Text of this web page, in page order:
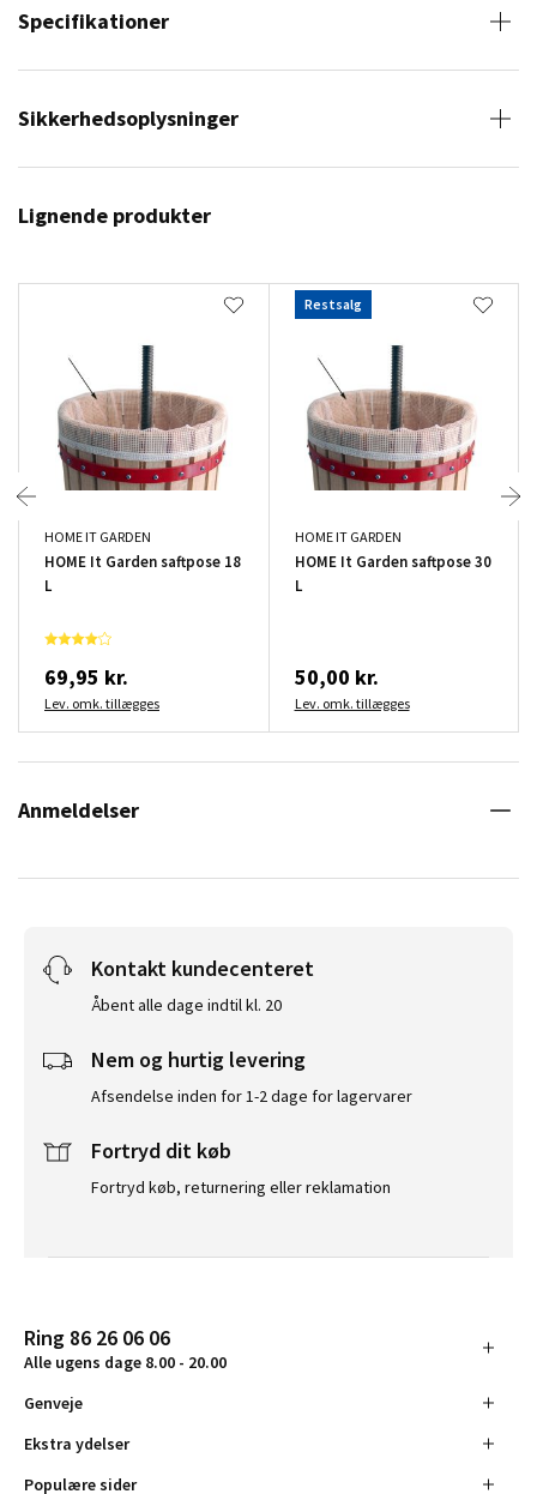
Specifikationer
Sikkerhedsoplysninger
Lignende produkter
HOME IT GARDEN
HOME It Garden saftpose 18
L
69,95 kr.
Lev. omk. tillægges
Restsalg
HOME IT GARDEN
HOME It Garden saftpose 30
L
50,00 kr.
Lev. omk. tillægges
Anmeldelser
Kontakt kundecenteret
Åbent alle dage indtil kl. 20
Nem og hurtig levering
Afsendelse inden for 1-2 dage for lagervarer
Fortryd dit køb
Fortryd køb, returnering eller reklamation
Ring 86 26 06 06
Alle ugens dage 8.00 - 20.00
Genveje
Ekstra ydelser
Populære sider